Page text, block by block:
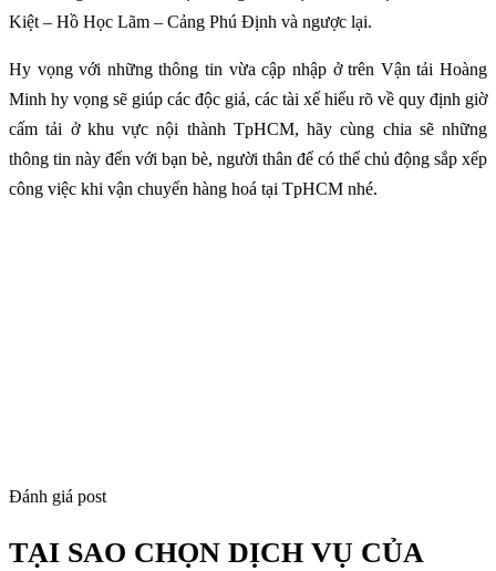
Kiệt – Hồ Học Lãm – Cảng Phú Định và ngược lại.
Hy vọng với những thông tin vừa cập nhập ở trên Vận tải Hoàng
Minh hy vọng sẽ giúp các độc giả, các tài xế hiểu rõ về quy định giờ
cấm tải ở khu vực nội thành TpHCM, hãy cùng chia sẽ những
thông tin này đến với bạn bè, người thân để có thể chủ động sắp xếp
công việc khi vận chuyển hàng hoá tại TpHCM nhé.
Đánh giá post
TẠI SAO CHỌN DỊCH VỤ CỦA